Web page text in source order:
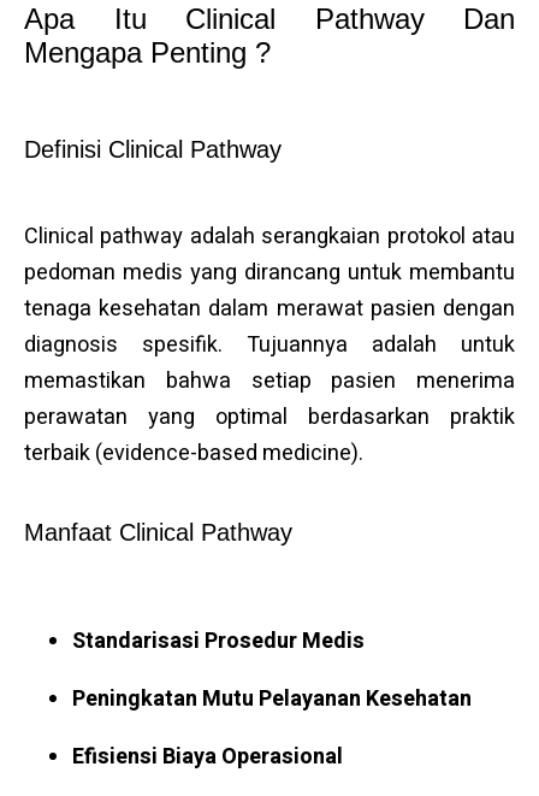
Apa Itu Clinical Pathway Dan
Mengapa Penting ?
Definisi Clinical Pathway
Clinical pathway adalah serangkaian protokol atau
pedoman medis yang dirancang untuk membantu
tenaga kesehatan dalam merawat pasien dengan
diagnosis spesifik. Tujuannya adalah untuk
memastikan bahwa setiap pasien menerima
perawatan yang optimal berdasarkan praktik
terbaik (evidence-based medicine).
Manfaat Clinical Pathway
Standarisasi Prosedur Medis
Peningkatan Mutu Pelayanan Kesehatan
Efisiensi Biaya Operasional